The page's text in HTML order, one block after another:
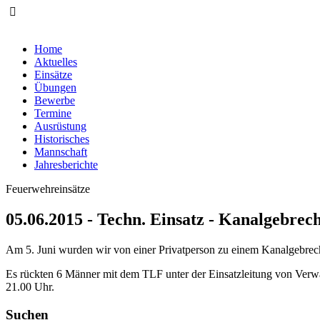
Home
Aktuelles
Einsätze
Übungen
Bewerbe
Termine
Ausrüstung
Historisches
Mannschaft
Jahresberichte
Feuerwehreinsätze
05.06.2015 - Techn. Einsatz -
Am 5. Juni wurden wir von einer Privatperson zu einem
Es rückten 6 Männer mit dem TLF unter der Einsatzleitung von
21.00 Uhr.
Suchen